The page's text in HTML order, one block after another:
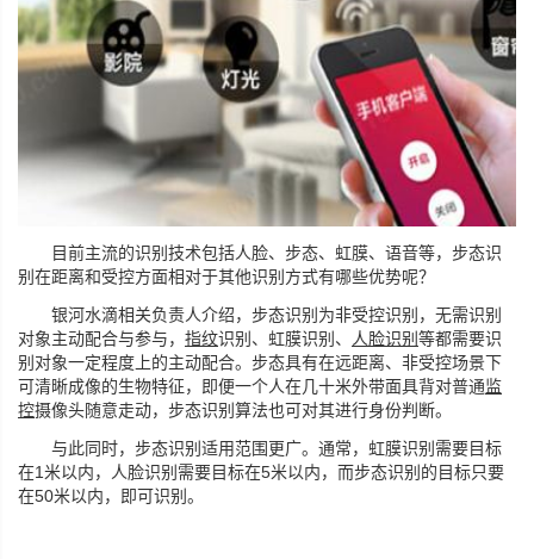
目前主流的识别技术包括人脸、步态、虹膜、语音等，步态识
别在距离和受控方面相对于其他识别方式有哪些优势呢？
银河水滴相关负责人介绍，步态识别为非受控识别，无需识别
对象主动配合与参与， 指纹识别、虹膜识别、 人脸识别 等都需要识
别对象一定程度上的主动配合。步态具有在远距离、非受控场景下
可清晰成像的生物特征，即便一个人在几十米外带面具背对普通监
控摄像头随意走动，步态识别算法也可对其进行身份判断。
与此同时，步态识别适用范围更广。通常，虹膜识别需要目标
在1米以内，人脸识别需要目标在5米以内，而步态识别的目标只要
在50米以内，即可识别。